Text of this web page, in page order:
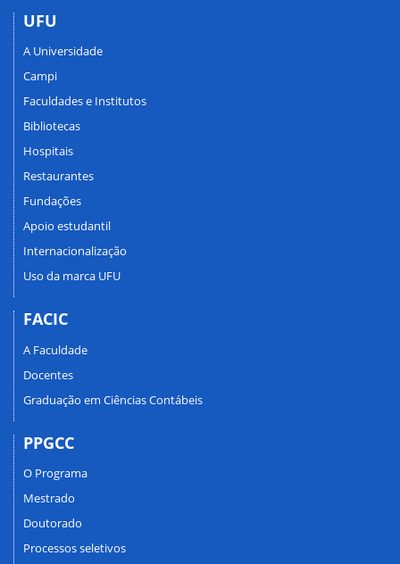
UFU
A Universidade
Campi
Faculdades e Institutos
Bibliotecas
Hospitais
Restaurantes
Fundações
Apoio estudantil
Internacionalização
Uso da marca UFU
FACIC
A Faculdade
Docentes
Graduação em Ciências Contábeis
PPGCC
O Programa
Mestrado
Doutorado
Processos seletivos